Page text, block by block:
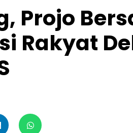
Projo
Rakyat